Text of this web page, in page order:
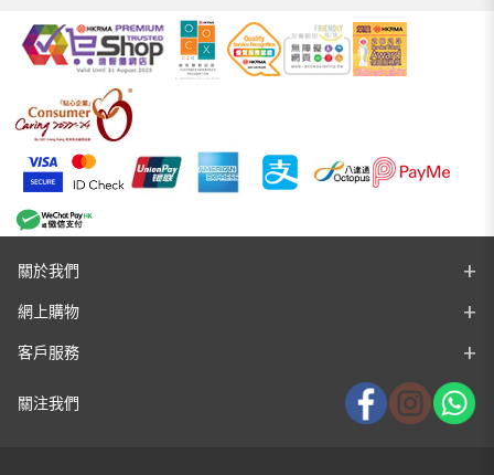
關於我們
網上購物
客戶服務
關注我們